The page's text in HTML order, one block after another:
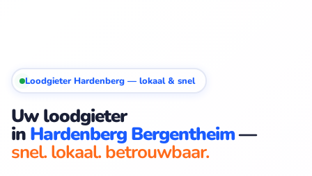
Loodgieter Hardenberg — lokaal & snel
Uw loodgieter
in Hardenberg Bergentheim—
snel. lokaal. betrouwbaar.